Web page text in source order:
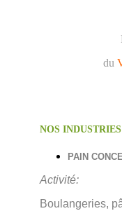
du
NOS
PAIN
Activité:
Boulangeries,